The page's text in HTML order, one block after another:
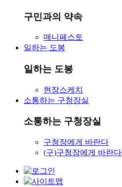
구민과의 약속
매니페스토
일하는 도봉
일하는 도봉
현장스케치
소통하는 구청장실
소통하는 구청장실
구청장에게 바란다
(구)구청장에게 바란다